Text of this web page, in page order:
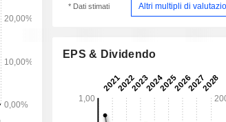
* Dati stimati Altri multipli di
EPS & Dividendo